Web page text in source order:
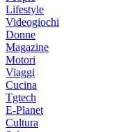
Lifestyle
Videogiochi
Donne
Magazine
Motori
Viaggi
Cucina
Tgtech
E-Planet
Cultura